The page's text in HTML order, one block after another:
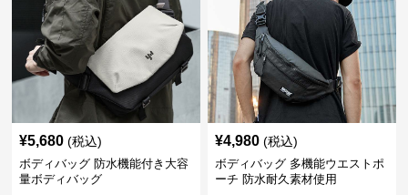
¥5,680 (税込)
ボディバッグ 防水機能付き大容
量ボディバッグ
¥4,980 (税込)
ボディバッグ 多機能ウエストポ
ーチ 防水耐久素材使用